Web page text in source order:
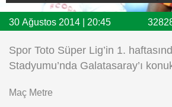
Twitter
Instagram
30 Ağustos 2014 | 20:45
Spor Toto Süper Lig’in 1.
Stadyumu’nda Galatasaray’ı
Maç Metre